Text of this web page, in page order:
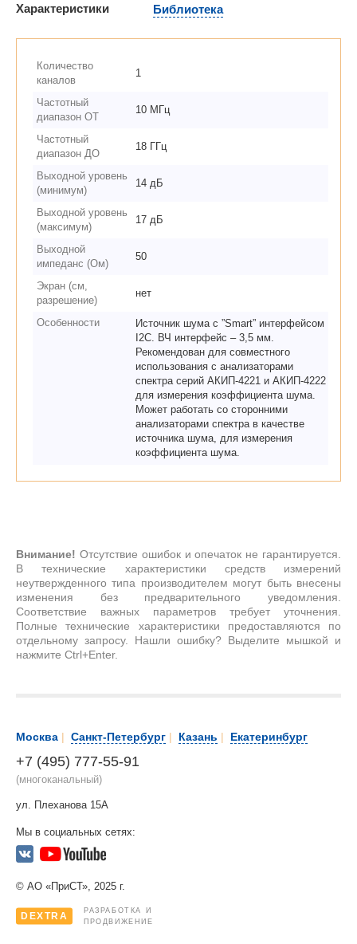
Характеристики Библиотека
Количество
каналов
1
Частотный
диапазон ОТ
10 МГц
Частотный
диапазон ДО
18 ГГц
Выходной уровень
(минимум)
14 дБ
Выходной уровень
(максимум)
17 дБ
Выходной
импеданс (Ом)
50
Экран (см,
разрешение)
нет
Особенности
Источник шума с ”Smart” интерфейсом
I2C. ВЧ интерфейс – 3,5 мм.
Рекомендован для совместного
использования с анализаторами
спектра серий АКИП-4221 и АКИП-4222
для измерения коэффициента шума.
Может работать со сторонними
анализаторами спектра в качестве
источника шума, для измерения
коэффициента шума.
Внимание! Отсутствие ошибок и опечаток не гарантируется.
В технические характеристики средств измерений
неутвержденного типа производителем могут быть внесены
изменения без предварительного уведомления.
Соответствие важных параметров требует уточнения.
Полные технические характеристики предоставляются по
отдельному запросу. Нашли ошибку? Выделите мышкой и
нажмите Ctrl+Enter.
Москва | Санкт-Петербург | Казань | Екатеринбург
+7 (495) 777-55-91
(многоканальный)
ул. Плеханова 15А
Мы в социальных сетях:
© АО «ПриСТ», 2025 г.
DEXTRA
РАЗРАБОТКА И
ПРОДВИЖЕНИЕ